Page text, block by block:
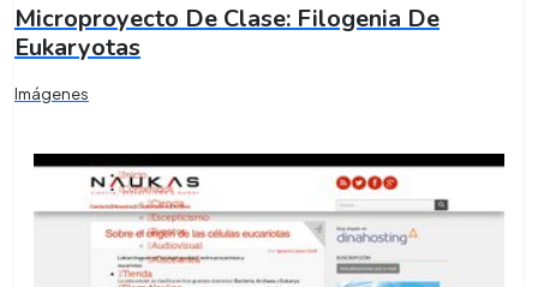
Microproyecto De Clase: Filogenia De
Eukaryotas
Imágenes